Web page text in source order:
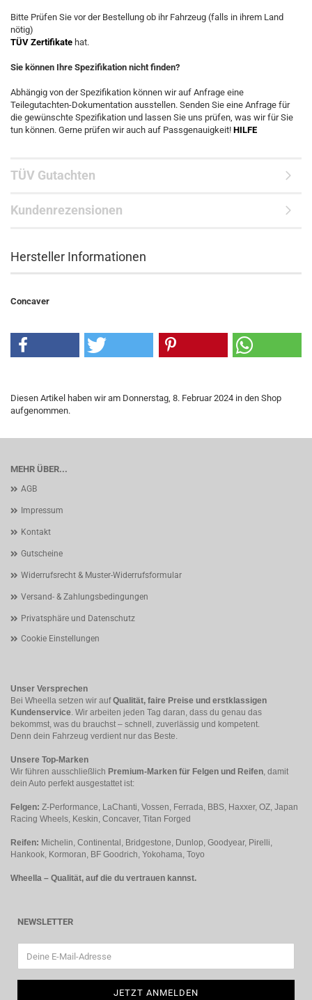
Bitte Prüfen Sie vor der Bestellung ob ihr Fahrzeug (falls in ihrem Land
nötig)
TÜV Zertifikate hat.
Sie können Ihre Spezifikation nicht finden?
Abhängig von der Spezifikation können wir auf Anfrage eine
Teilegutachten-Dokumentation ausstellen. Senden Sie eine Anfrage für
die gewünschte Spezifikation und lassen Sie uns prüfen, was wir für Sie
tun können. Gerne prüfen wir auch auf Passgenauigkeit! HILFE
TÜV Gutachten
Kundenrezensionen
Hersteller Informationen
Concaver
Diesen Artikel haben wir am Donnerstag, 8. Februar 2024 in den Shop
aufgenommen.
MEHR ÜBER...
AGB
Impressum
Kontakt
Gutscheine
Widerrufsrecht & Muster-Widerrufsformular
Versand- & Zahlungsbedingungen
Privatsphäre und Datenschutz
Cookie Einstellungen
Unser Versprechen
Bei Wheella setzen wir aufQualität, faire Preise und erstklassigen
Kundenservice. Wir arbeiten jeden Tag daran, dass du genau das
bekommst, was du brauchst – schnell, zuverlässig und kompetent.
Denn dein Fahrzeug verdient nur das Beste.
Unsere Top-Marken
Wir führen ausschließlich Premium-Marken für Felgen und Reifen, damit
dein Auto perfekt ausgestattet ist:
Felgen: Z-Performance, LaChanti, Vossen, Ferrada, BBS, Haxxer, OZ, Japan
Racing Wheels, Keskin, Concaver, Titan Forged
Reifen: Michelin, Continental, Bridgestone, Dunlop, Goodyear, Pirelli,
Hankook, Kormoran, BF Goodrich, Yokohama, Toyo
Wheella – Qualität, auf die du vertrauen kannst.
NEWSLETTER